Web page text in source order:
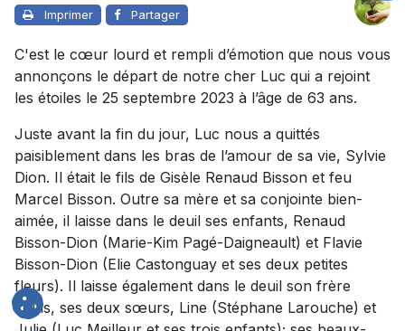
Imprimer Partager
C'est le cœur lourd et rempli d’émotion que nous vous
annonçons le départ de notre cher Luc qui a rejoint
les étoiles le 25 septembre 2023 à l’âge de 63 ans.
Juste avant la fin du jour, Luc nous a quittés
paisiblement dans les bras de l’amour de sa vie, Sylvie
Dion. Il était le fils de Gisèle Renaud Bisson et feu
Marcel Bisson. Outre sa mère et sa conjointe bien-
aimée, il laisse dans le deuil ses enfants, Renaud
Bisson-Dion (Marie-Kim Pagé-Daigneault) et Flavie
Bisson-Dion (Elie Castonguay et ses deux petites
fleurs). Il laisse également dans le deuil son frère
Louis, ses deux sœurs, Line (Stéphane Larouche) et